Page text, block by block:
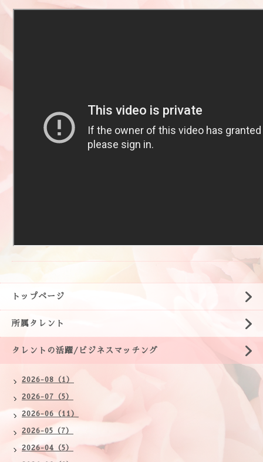
トップページ
所属タレント
タレントの活躍/ビジネスマッチング
2026-08（1）
2026-07（5）
2026-06（11）
2026-05（7）
2026-04（5）